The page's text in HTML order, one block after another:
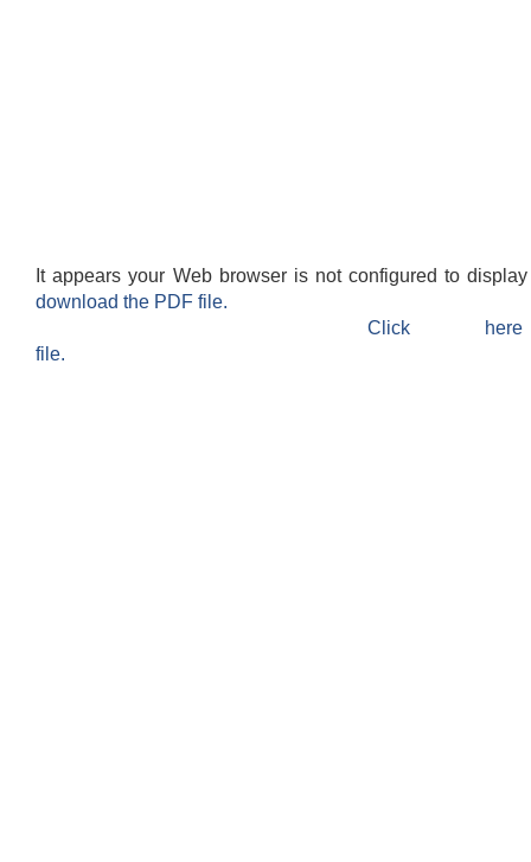
It appears your Web browser is not configured to
download the PDF file.
Click
file.